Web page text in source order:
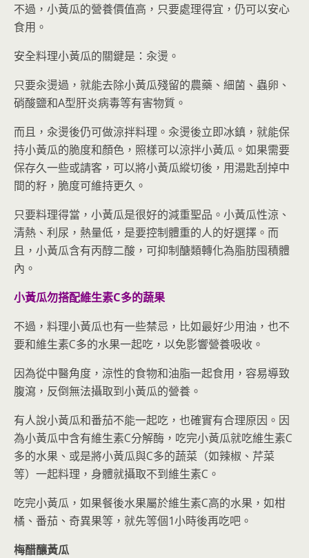
不過，小黃瓜的營養價值高，只要處理得宜，仍可以安心
食用。
安全料理小黃瓜的關鍵是：汆燙。
只要汆燙過，就能去除小黃瓜殘留的農藥、細菌、蟲卵、
硝酸鹽和A型肝炎病毒等有害物質。
而且，汆燙後仍可做涼拌料理。汆燙後立即冰鎮，就能保
持小黃瓜的脆度和顏色，照樣可以涼拌小黃瓜。如果需要
保存久一些或請客，可以將小黃瓜縱切後，用湯匙刮掉中
間的籽，脆度可維持更久。
只要料理得當，小黃瓜是很好的減重聖品。小黃瓜性涼、
清熱、利尿，熱量低，是要控制體重的人的好選擇。而
且，小黃瓜含有丙醇二酸，可抑制醣類轉化為脂肪囤積體
內。
小黃瓜勿搭配維生素C多的蔬果
不過，料理小黃瓜也有一些禁忌，比如最好少用油，也不
要和維生素C多的水果一起吃，以免影響營養吸收。
因為從中醫角度，涼性的食物和油脂一起食用，容易導致
腹瀉，反倒無法攝取到小黃瓜的營養。
有人說小黃瓜和番茄不能一起吃，也確實有合理原因。因
為小黃瓜中含有維生素C分解酶，吃完小黃瓜就吃維生素C
多的水果、或是將小黃瓜與C多的蔬菜（如辣椒、芹菜
等）一起料理，身體就攝取不到維生素C。
吃完小黃瓜，如果餐後水果屬於維生素C高的水果，如柑
橘、番茄、奇異果等，就先等個1小時後再吃吧。
梅醋釀黃瓜